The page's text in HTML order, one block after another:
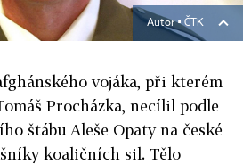
Autor ▪ČTK
vojáka, při kterém
Procházka, necílil podle
štábu Aleše Opaty na české
koaličních sil. Tělo